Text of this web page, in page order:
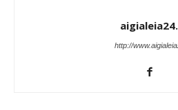
http://